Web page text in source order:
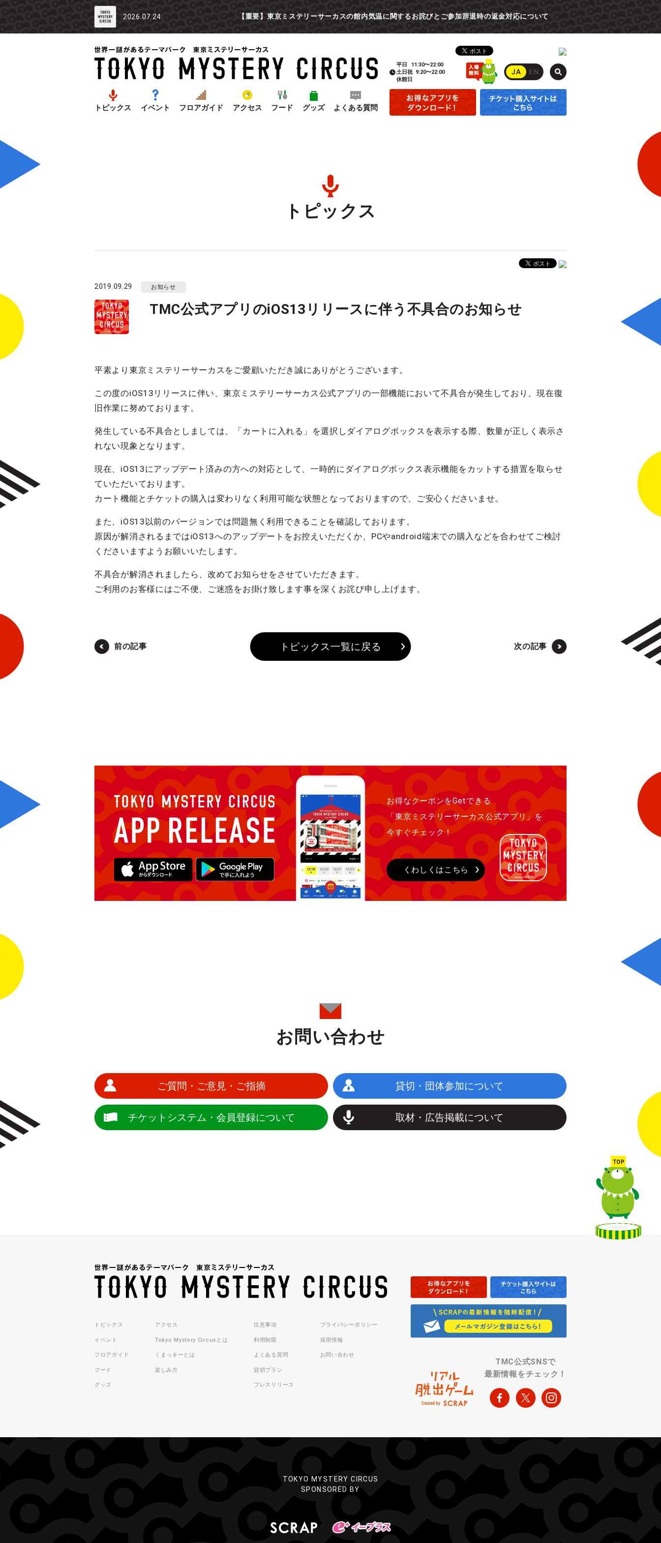
2026.07.24 【重要】東京ミステリーサーカスの館内気温に関するお詫びとご参加辞退時の返金対応について
トピックス イベント フロアガイド アクセス フード グッズ よくある質問
平日
11:30〜22:00
土日祝 9:20〜22:00
休館日
JA EN
トピックス
2019.09.29 お知らせ
TMC公式アプリのiOS13リリースに伴う不具合のお知らせ
平素より東京ミステリーサーカスをご愛顧いただき誠にありがとうございます。
この度のiOS13リリースに伴い、東京ミステリーサーカス公式アプリの一部機能において不具合が発生しており、現在復
旧作業に努めております。
発生している不具合としましては、「カートに入れる」を選択しダイアログボックスを表示する際、数量が正しく表示さ
れない現象となります。
現在、iOS13にアップデート済みの方への対応として、一時的にダイアログボックス表示機能をカットする措置を取らせ
ていただいております。
カート機能とチケットの購入は変わりなく利用可能な状態となっておりますので、ご安心くださいませ。
また、iOS13以前のバージョンでは問題無く利用できることを確認しております。
原因が解消されるまではiOS13へのアップデートをお控えいただくか、PCやandroid端末での購入などを合わせてご検討
くださいますようお願いいたします。
不具合が解消されましたら、改めてお知らせをさせていただきます。
ご利用のお客様にはご不便、ご迷惑をお掛け致します事を深くお詫び申し上げます。
前の記事 次の記事
トピックス一覧に戻る
お得なクーポンをGetできる
「東京ミステリーサーカス公式アプリ」を
今すぐチェック！
くわしくはこちら
お問い合わせ
ご質問・ご意見・ご指摘 貸切・団体参加について
チケットシステム・会員登録について 取材・広告掲載について
トピックス
イベント
フロアガイド
フード
グッズ
アクセス
Tokyo Mystery Circusとは
くまっキーとは
楽しみ方
注意事項
利用制限
よくある質問
貸切プラン
プレスリリース
プライバシーポリシー
採用情報
お問い合わせ
TMC公式SNSで
最新情報をチェック！
TOKYO MYSTERY CIRCUS
SPONSORED BY